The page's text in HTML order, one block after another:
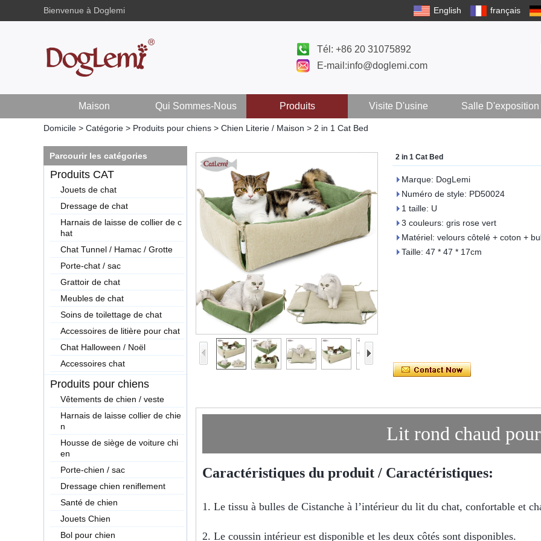
Bienvenue à Doglemi English français
Tél: +86 20 31075892
E-mail:info@doglemi.com
Maison Qui Sommes-Nous Produits Visite D'usine Salle D'exposition
Domicile > Catégorie > Produits pour chiens > Chien Literie / Maison > 2 in 1 Cat Bed
Parcourir les catégories
Produits CAT
Jouets de chat
Dressage de chat
Harnais de laisse de collier de c
hat
Chat Tunnel / Hamac / Grotte
Porte-chat / sac
Grattoir de chat
Meubles de chat
Soins de toilettage de chat
Accessoires de litière pour chat
Chat Halloween / Noël
Accessoires chat
Produits pour chiens
Vêtements de chien / veste
Harnais de laisse collier de chie
n
Housse de siège de voiture chi
en
Porte-chien / sac
Dressage chien reniflement
Santé de chien
Jouets Chien
Bol pour chien
2 in 1 Cat Bed
Marque: DogLemi
Numéro de style: PD50024
1 taille: U
3 couleurs: gris rose vert
Matériel: velours côtelé + coton +
Taille: 47 * 47 * 17cm
Lit rond chaud
Caractéristiques du produit / Caractéristiques:
1. Le tissu à bulles de Cistanche à l’intérieur du lit du chat, confortable et
2. Le coussin intérieur est disponible et les deux côtés sont disponibles.